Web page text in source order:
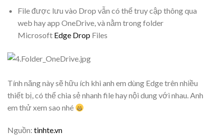
File được lưu vào Drop vẫn có thể truy cập thông qua
web hay app OneDrive, và nằm trong folder
Microsoft Edge DropFiles
Tính năng này sẽ hữu ích khi anh em dùng Edge trên nhiều
thiết bị, có thể chia sẻ nhanh file hay nội dung với nhau. Anh
em thử xem sao nhé
Nguồn: tinhte.vn